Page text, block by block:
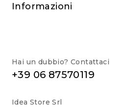
Informazioni
Hai un dubbio? Contattaci
+39 06 87570119
Idea Store Srl